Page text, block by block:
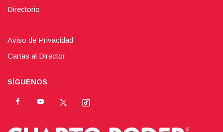
Directorio
Aviso de Privacidad
Cartas al Director
SÍGUENOS